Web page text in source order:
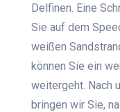
Delfinen. Eine
Sie auf dem
weißen
können Sie ein
weitergeht. Nach
bringen wir Sie,